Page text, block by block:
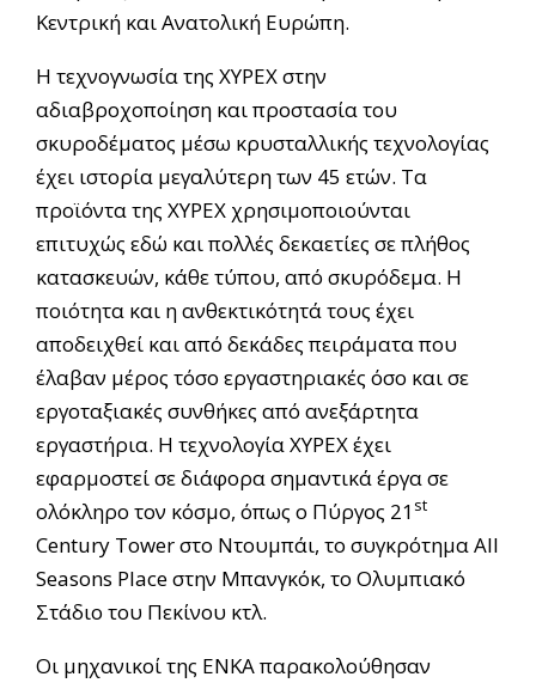
Κεντρική και Ανατολική Ευρώπη.
Η τεχνογνωσία της XYPEX στην
αδιαβροχοποίηση και προστασία του
σκυροδέματος μέσω κρυσταλλικής τεχνολογίας
έχει ιστορία μεγαλύτερη των 45 ετών. Τα
προϊόντα της XYPEX χρησιμοποιούνται
επιτυχώς εδώ και πολλές δεκαετίες σε πλήθος
κατασκευών, κάθε τύπου, από σκυρόδεμα. Η
ποιότητα και η ανθεκτικότητά τους έχει
αποδειχθεί και από δεκάδες πειράματα που
έλαβαν μέρος τόσο εργαστηριακές όσο και σε
εργοταξιακές συνθήκες από ανεξάρτητα
εργαστήρια. Η τεχνολογία XYPEX έχει
εφαρμοστεί σε διάφορα σημαντικά έργα σε
ολόκληρο τον κόσμο, όπως ο Πύργος 21 st
Century Tower στο Ντουμπάι, το συγκρότημα All
Seasons Place στην Μπανγκόκ, το Ολυμπιακό
Στάδιο του Πεκίνου κτλ.
Οι μηχανικοί της ΕΝΚΑ παρακολούθησαν